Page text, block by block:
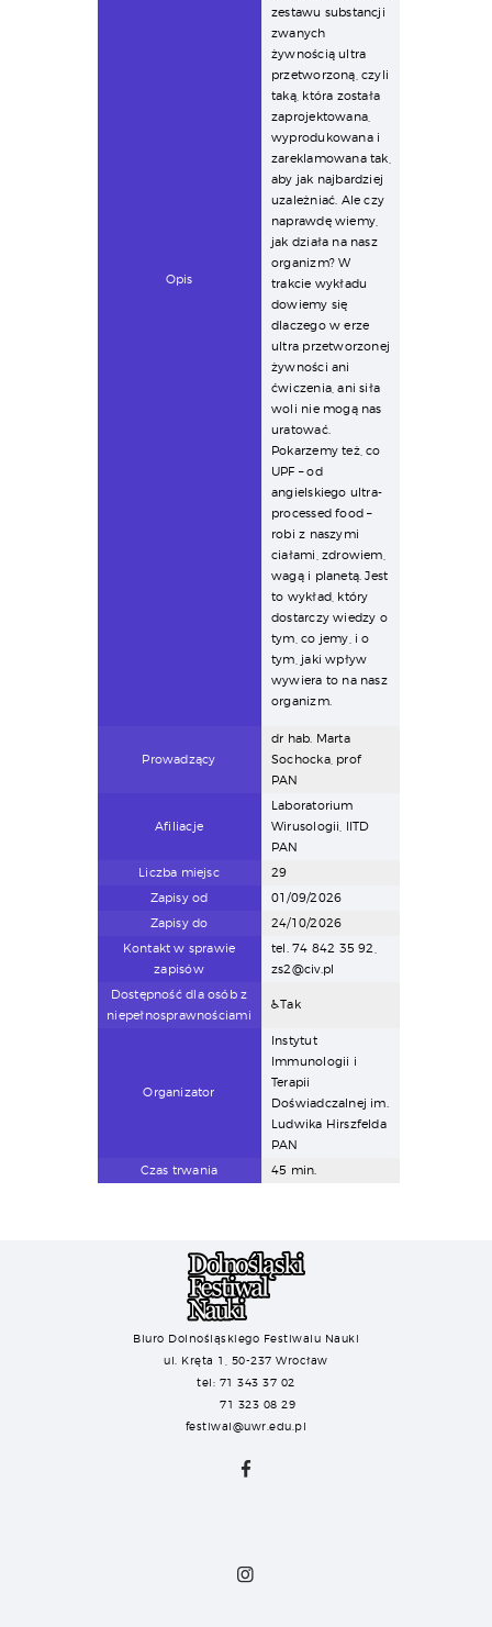
Opis
zestawu substancji
zwanych
żywnością ultra
przetworzoną, czyli
taką, która została
zaprojektowana,
wyprodukowana i
zareklamowana tak,
aby jak najbardziej
uzależniać. Ale czy
naprawdę wiemy,
jak działa na nasz
organizm? W
trakcie wykładu
dowiemy się
dlaczego w erze
ultra przetworzonej
żywności ani
ćwiczenia, ani siła
woli nie mogą nas
uratować.
Pokarzemy też, co
UPF – od
angielskiego ultra-
processed food –
robi z naszymi
ciałami, zdrowiem,
wagą i planetą. Jest
to wykład, który
dostarczy wiedzy o
tym, co jemy, i o
tym, jaki wpływ
wywiera to na nasz
organizm.
Prowadzący
dr hab. Marta
Sochocka, prof
PAN
Afiliacje
Laboratorium
Wirusologii, IITD
PAN
Liczba miejsc
29
Zapisy od
01/09/2026
Zapisy do
24/10/2026
Kontakt w sprawie
zapisów
tel. 74 842 35 92,
zs2@civ.pl
Dostępność dla osób z
niepełnosprawnościami
♿Tak
Organizator
Instytut
Immunologii i
Terapii
Doświadczalnej im.
Ludwika Hirszfelda
PAN
Czas trwania
45 min.
Biuro Dolnośląskiego Festiwalu Nauki
ul. Kręta 1, 50-237 Wrocław
tel: 71 343 37 02
71 323 08 29
festiwal@uwr.edu.pl